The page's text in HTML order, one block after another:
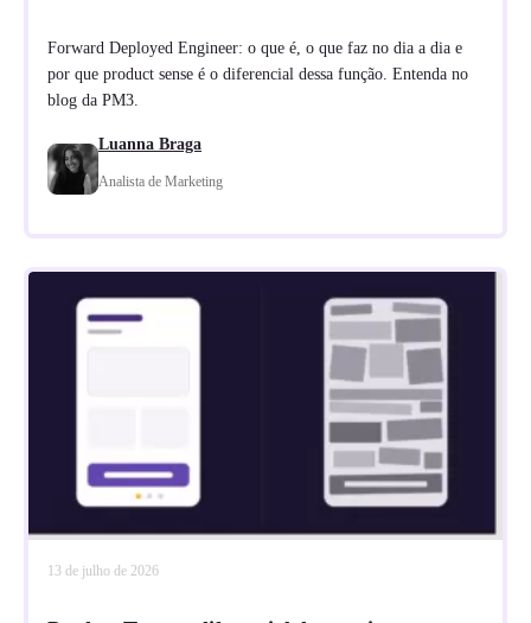
Forward Deployed Engineer: o que é, o que faz no dia a dia e
por que product sense é o diferencial dessa função. Entenda no
blog da PM3.
Luanna Braga
Analista de Marketing
13 de julho de 2026